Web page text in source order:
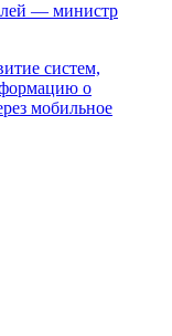
— министр
систем,
о
мобильное